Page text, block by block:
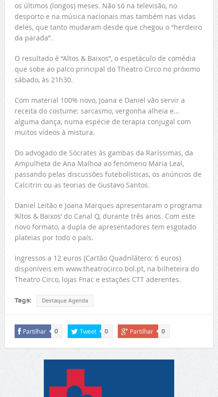
os últimos (longos) meses. Não só na televisão, no
desporto e na música nacionais mas também nas vidas
deles, que tanto mudaram desde que chegou o “herdeiro
da parada”.
O resultado é “Altos & Baixos”, o espetáculo de comédia
que sobe ao palco principal do Theatro Circo no próximo
sábado, às 21h30.
Com material 100% novo, Joana e Daniel vão servir a
receita do costume: sarcasmo, vergonha alheia e…
alguma dança, numa espécie de terapia conjugal com
muitos vídeos à mistura.
Do advogado de Sócrates às gambas da Raríssimas, da
Ampulheta de Ana Malhoa ao fenómeno Maria Leal,
passando pelas discussões futebolísticas, os anúncios de
Calcitrin ou as teorias de Gustavo Santos.
Daniel Leitão e Joana Marques apresentaram o programa
‘Altos & Baixos’ do Canal Q, durante três anos. Com este
novo formato, a dupla de apresentadores tem esgotado
plateias por todo o país.
Ingressos a 12 euros (Cartão Quadrilátero: 6 euros)
disponíveis em www.theatrocirco.bol.pt, na bilheteira do
Theatro Circo, lojas Fnac e estações CTT aderentes.
Tags: Destaque Agenda
Partilhar 0 Tweet 0 Partilhar 0